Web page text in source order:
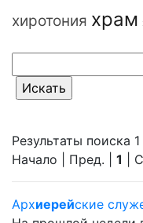
хиротония храм
Результаты поиска 1
Начало | Пред. | 1 |
Архиерейские